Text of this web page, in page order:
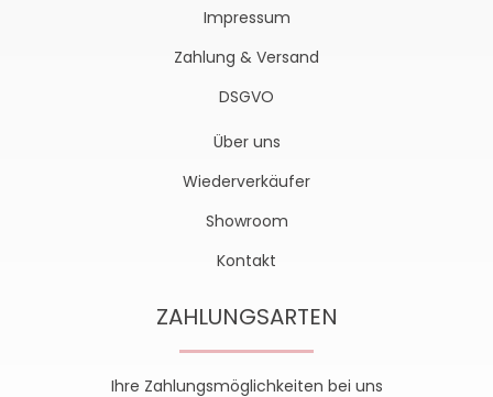
Impressum
Zahlung & Versand
DSGVO
Über uns
Wiederverkäufer
Showroom
Kontakt
ZAHLUNGSARTEN
Ihre Zahlungsmöglichkeiten bei uns